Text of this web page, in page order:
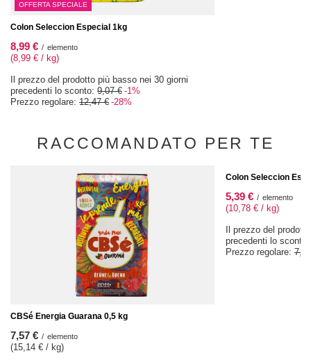
OFFERTA SPECIALE
Colon Seleccion Especial 1kg
8,99 € / elemento
(8,99 € / kg)
Il prezzo del prodotto più basso nei 30 giorni
precedenti lo sconto: 9,07 € -1%
Prezzo regolare: 12,47 € -28%
RACCOMANDATO PER TE
CBSé Energia Guarana 0,5 kg
7,57 € / elemento
(15,14 € / kg)
Colon Seleccion
5,39 € / elemento
(10,78 € / kg)
Il prezzo del
precedenti lo
Prezzo regolare: